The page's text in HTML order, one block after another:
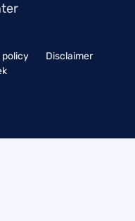
policy
Disclaimer